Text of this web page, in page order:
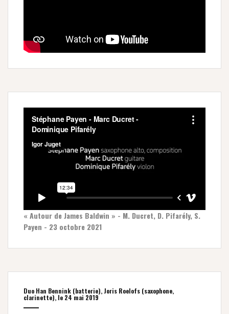
« Autour de James Baldwin » - M. Ducret, D. Pifarély, S.
Payen - 23 octobre 2021
Duo Han Bennink (batterie), Joris Roelofs (saxophone,
clarinette), le 24 mai 2019